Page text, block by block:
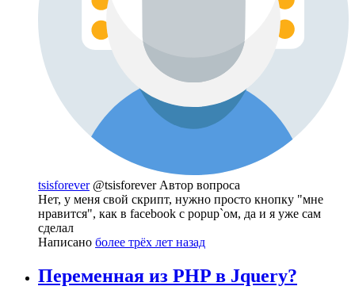
tsisforever @tsisforever Автор вопроса
Нет, у меня свой скрипт, нужно просто кнопку "мне
нравится", как в facebook с popup`ом, да и я уже сам
сделал
Написано более трёх лет назад
Переменная из PHP в Jquery?